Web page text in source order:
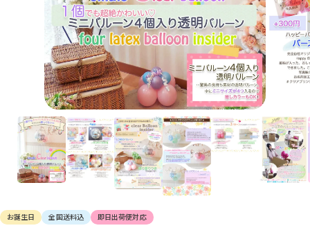
で
く
だ
さ
い。
お誕生日 全国送料込 即日出荷便対応